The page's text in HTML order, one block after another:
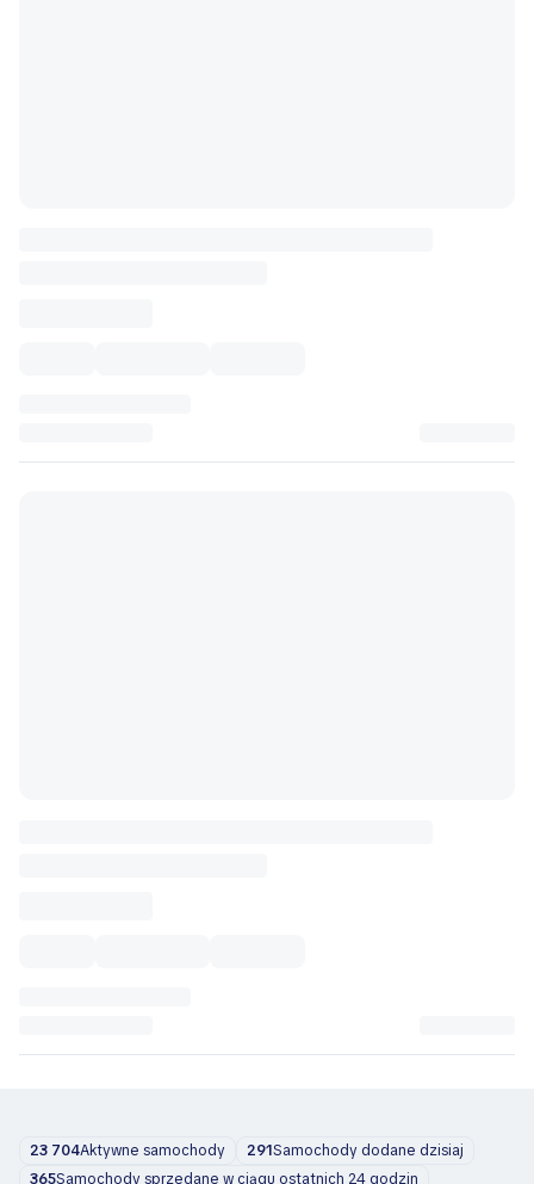
23 704Aktywne samochody 291Samochody dodane dzisiaj
365Samochody sprzedane w ciągu ostatnich 24 godzin